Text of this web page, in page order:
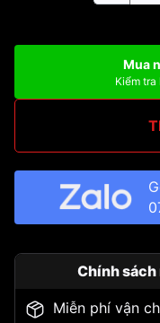
Mua
Kiểm
Chính
Miễn phí vận